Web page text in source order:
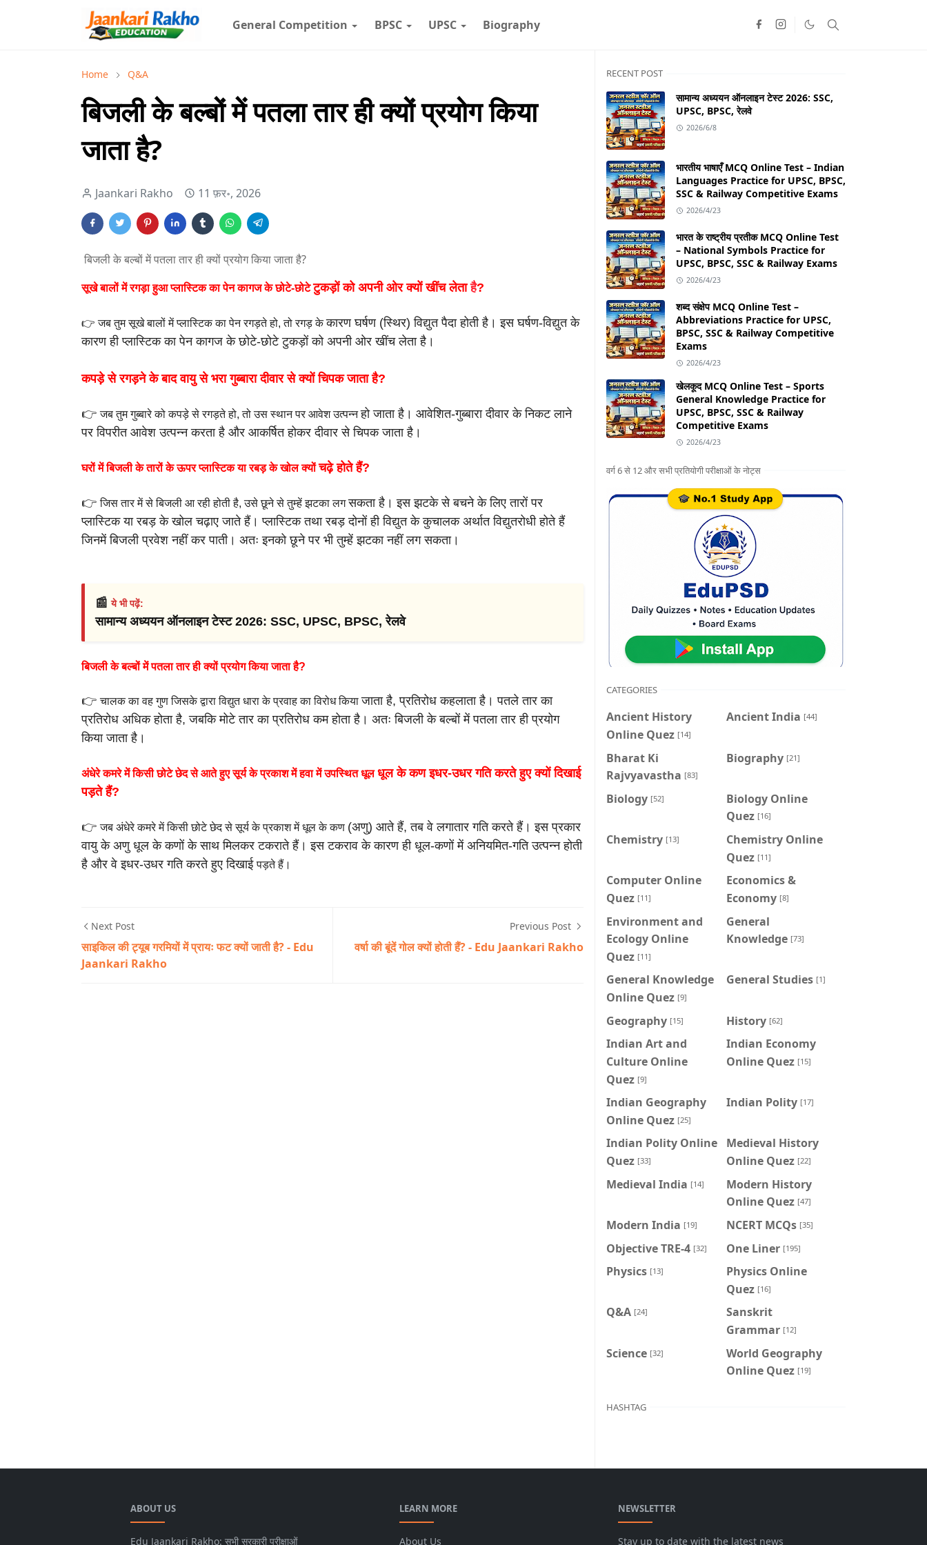
General Competition BPSC UPSC Biography
Home Q&A
बिजली के बल्बों में पतला तार ही क्यों प्रयोग किया
जाता है?
Jaankari Rakho 11 फ़र॰, 2026
बिजली के बल्बों में पतला तार ही क्यों प्रयोग किया जाता है?
सूखे बालों में रगड़ा हुआ प्लास्टिक का पेन कागज के छोटे-छोटेटुकड़ों को अपनी ओर क्यों खींच लेताहै?
👉 जब तुम सूखे बालों में प्लास्टिक का पेन रगड़ते हो, तो रगड़ केकारणघर्षण (स्थिर) विद्युत पैदा होती है।इस घर्षण-विद्युत के
कारण ही प्लास्टिक का पेन कागज के छोटे-छोटेटुकड़ों को अपनी ओर खींच लेता है।
कपड़े से रगड़ने के बाद वायु से भरा गुब्बारा दीवार से क्यों चिपकजाता है?
👉जब तुम गुब्बारे को कपड़े से रगड़ते हो, तो उस स्थान पर आवेश उत्पन्नहो जाता है। आवेशित-गुब्बारा दीवार के निकट लाने
पर विपरीत आवेशउत्पन्न करता है और आकर्षित होकर दीवार से चिपक जाता है।
घरों में बिजली के तारों के ऊपर प्लास्टिक या रबड़ के खोल क्योंचढ़े होते हैं?
👉जिस तार में से बिजली आ रही होती है, उसे छूने से तुम्हें झटका लगसकता है। इस झटके से बचने के लिए तारों पर
प्लास्टिक या रबड़ के खोलचढ़ाए जाते हैं।प्लास्टिक तथा रबड़ दोनों ही विद्युत के कुचालक अर्थात विद्युतरोधी होतेहैं
जिनमें बिजली प्रवेश नहीं कर पाती। अतः इनको छूने पर भी तुम्हें झटकानहीं लग सकता।
📰ये भी पढ़ें:
सामान्य अध्ययन ऑनलाइन टेस्ट 2026: SSC, UPSC, BPSC, रेलवे
बिजली के बल्बों में पतला तार ही क्यों प्रयोग किया जाता है?
👉चालक का वह गुण जिसके द्वारा विद्युत धारा के प्रवाह का विरोध कियाजाता है, प्रतिरोध कहलाता है। पतले तार का
प्रतिरोध अधिक होता है,जबकि मोटे तार का प्रतिरोध कम होता है। अतः बिजली के बल्बों में पतलातार ही प्रयोग
किया जाता है।
अंधेरे कमरे में किसी छोटे छेद से आते हुए सूर्य के प्रकाश में हवा मेंउपस्थित धूलधूल के कण इधर-उधर गति करते हुए क्यों दिखाई
पड़तेहैं?
👉जब अंधेरे कमरे में किसी छोटे छेद से सूर्य के प्रकाश में धूल के कण (अणु) आते हैं, तब वे लगातार गति करते हैं। इस प्रकार
वायु के अणु धूलके कणों के साथ मिलकर टकराते हैं। इस टकराव के कारण ही धूल-कणोंमें अनियमित-गति उत्पन्न होती
है और वे इधर-उधर गति करते हुए दिखाईपड़ते हैं।
Next Post
साइकिल की ट्यूब गरमियों में प्रायः फट क्यों जाती है? - Edu
Jaankari Rakho
Previous Post
वर्षा की बूंदें गोल क्यों होती हैं? - Edu Jaankari Rakho
RECENT POST
सामान्य अध्ययन ऑनलाइन टेस्ट 2026: SSC,
UPSC, BPSC, रेलवे
2026/6/8
भारतीय भाषाएँ MCQ Online Test – Indian
Languages Practice for UPSC, BPSC,
SSC & Railway Competitive Exams
2026/4/23
भारत के राष्ट्रीय प्रतीक MCQ Online Test
– National Symbols Practice for
UPSC, BPSC, SSC & Railway Exams
2026/4/23
शब्द संक्षेप MCQ Online Test –
Abbreviations Practice for UPSC,
BPSC, SSC & Railway Competitive
Exams
2026/4/23
खेलकूद MCQ Online Test – Sports
General Knowledge Practice for
UPSC, BPSC, SSC & Railway
Competitive Exams
2026/4/23
वर्ग 6 से 12 और सभी प्रतियोगी परीक्षाओं के नोट्स
CATEGORIES
Ancient History
Online Quez [14]
Ancient India [44]
Bharat Ki
Rajvyavastha [83]
Biography [21]
Biology [52]
Biology Online
Quez [16]
Chemistry [13]
Chemistry Online
Quez [11]
Computer Online
Quez [11]
Economics &
Economy [8]
Environment and
Ecology Online
Quez [11]
General
Knowledge [73]
General Knowledge
Online Quez [9]
General Studies [1]
Geography [15] History [62]
Indian Art and
Culture Online
Quez [9]
Indian Economy
Online Quez [15]
Indian Geography
Online Quez [25]
Indian Polity [17]
Indian Polity Online
Quez [33]
Medieval History
Online Quez [22]
Medieval India [14]
Modern History
Online Quez [47]
Modern India [19] NCERT MCQs [35]
Objective TRE-4 [32] One Liner [195]
Physics [13]
Physics Online
Quez [16]
Q&A [24]
Sanskrit
Grammar [12]
Science [32]
World Geography
Online Quez [19]
HASHTAG
ABOUT US
Edu Jaankari Rakho: सभी सरकारी परीक्षाओं
LEARN MORE
About Us
NEWSLETTER
Stay up to date with the latest news